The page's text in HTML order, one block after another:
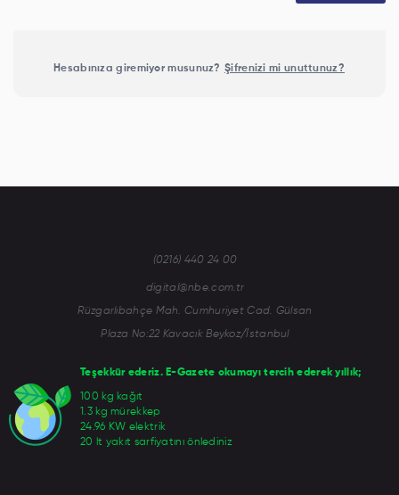
Hesabınıza giremiyor musunuz? Şifrenizi mi unuttunuz?
Teşekkür ederiz. E-Gazete okumayı tercih ederek yıllık;
100 kg kağıt
1.3 kg mürekkep
24.96 KW elektrik
20 lt yakıt sarfiyatını önlediniz
(0216) 440 24 00
digital@nbe.com.tr
Rüzgarlıbahçe Mah. Cumhuriyet Cad. Gülsan
Plaza No:22 Kavacık Beykoz/İstanbul